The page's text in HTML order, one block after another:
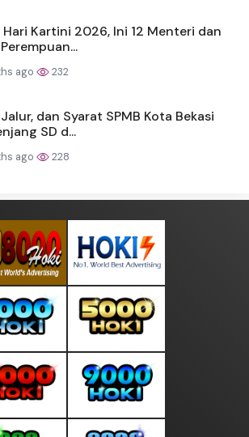
Kartini 2026, Ini 12 Menteri dan
ago 232
dan Syarat SPMB Kota Bekasi
SD d...
ago 228